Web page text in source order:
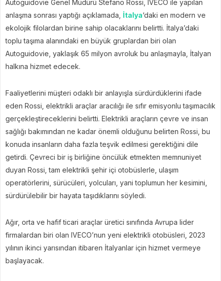
Autoguidovie Genel Müdürü Stefano Rossi, IVECO ile yapılan
anlaşma sonrası yaptığı açıklamada, İtalya‘daki en modern ve
ekolojik filolardan birine sahip olacaklarını belirtti. İtalya’daki
toplu taşıma alanındaki en büyük gruplardan biri olan
Autoguidovie, yaklaşık 65 milyon avroluk bu anlaşmayla, İtalyan
halkına hizmet edecek.
Faaliyetlerini müşteri odaklı bir anlayışla sürdürdüklerini ifade
eden Rossi, elektrikli araçlar aracılığı ile sıfır emisyonlu taşımacılık
gerçekleştireceklerini belirtti. Elektrikli araçların çevre ve insan
sağlığı bakımından ne kadar önemli olduğunu belirten Rossi, bu
konuda insanların daha fazla teşvik edilmesi gerektiğini dile
getirdi. Çevreci bir iş birliğine öncülük etmekten memnuniyet
duyan Rossi, tam elektrikli şehir içi otobüslerle, ulaşım
operatörlerini, sürücüleri, yolcuları, yani toplumun her kesimini,
sürdürülebilir bir hayata taşıdıklarını söyledi.
Ağır, orta ve hafif ticari araçlar üretici sınıfında Avrupa lider
firmalardan biri olan IVECO’nun yeni elektrikli otobüsleri, 2023
yılının ikinci yarısından itibaren İtalyanlar için hizmet vermeye
başlayacak.